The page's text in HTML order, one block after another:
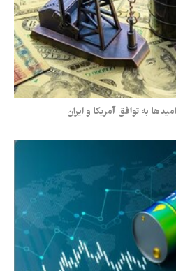
به توافق آمریکا و ایران